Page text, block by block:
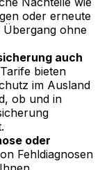
oder erneute
Übergang ohne
auch
bieten
im Ausland
ob und in
oder
Fehldiagnosen